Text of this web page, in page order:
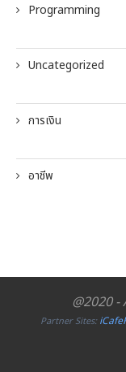
Programming
Uncategorized
การเงิน
อาชีพ
@2020
Partner Sites: